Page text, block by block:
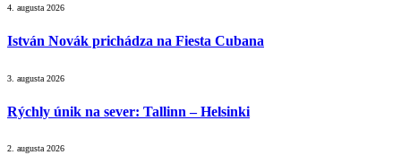
4. augusta 2026
István Novák prichádza na Fiesta Cubana
3. augusta 2026
Rýchly únik na sever: Tallinn – Helsinki
2. augusta 2026